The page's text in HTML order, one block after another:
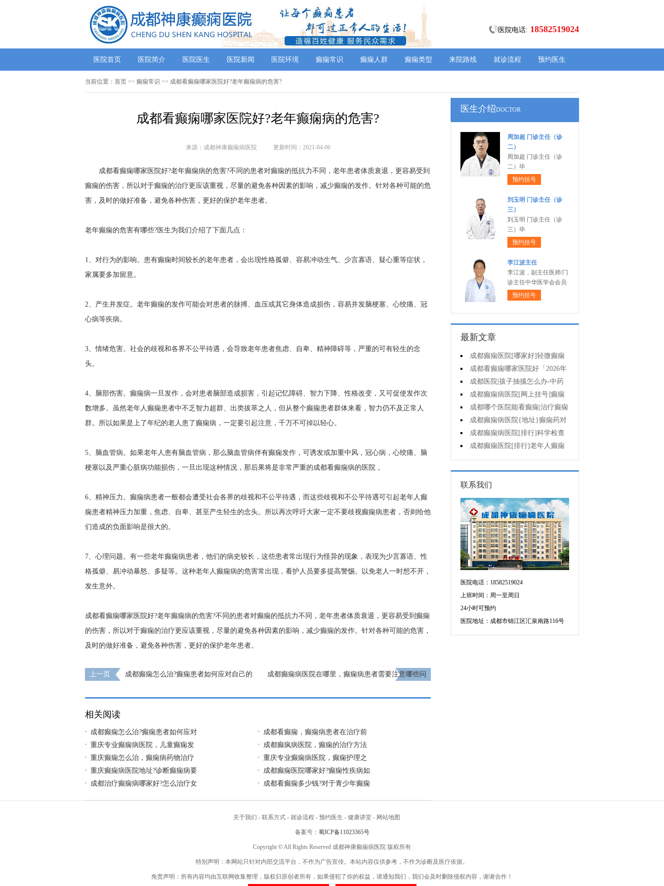
医院电话: 18582519024
医院首页 医院简介 医院医生 医院新闻 医院环境 癫痫常识 癫痫人群 癫痫类型 来院路线 就诊流程 预约医生
当前位置： 首页 >> 癫痫常识 >> 成都看癫痫哪家医院好?老年癫痫病的危害?
成都看癫痫哪家医院好?老年癫痫病的危害?
来源：成都神康癫痫病医院 更新时间：2021-04-06
成都看癫痫哪家医院好?老年癫痫病的危害?不同的患者对癫痫的抵抗力不同，老年患者体质衰退，更容易受到
癫痫的伤害，所以对于癫痫的治疗更应该重视，尽量的避免各种因素的影响，减少癫痫的发作。针对各种可能的危
害，及时的做好准备，避免各种伤害，更好的保护老年患者。
老年癫痫的危害有哪些?医生为我们介绍了下面几点：
1、对行为的影响。患有癫痫时间较长的老年患者，会出现性格孤僻、容易冲动生气、少言寡语、疑心重等症状，
家属要多加留意。
2、产生并发症。老年癫痫的发作可能会对患者的脉搏、血压或其它身体造成损伤，容易并发脑梗塞、心绞痛、冠
心病等疾病。
3、情绪危害。社会的歧视和各界不公平待遇，会导致老年患者焦虑、自卑、精神障碍等，严重的可有轻生的念
头。
4、脑部伤害。癫痫病一旦发作，会对患者脑部造成损害，引起记忆障碍、智力下降、性格改变，又可促使发作次
数增多。虽然老年人癫痫患者中不乏智力超群、出类拔萃之人，但从整个癫痫患者群体来看，智力仍不及正常人
群。所以如果是上了年纪的老人患了癫痫病，一定要引起注意，千万不可掉以轻心。
5、脑血管病。如果老年人患有脑血管病，那么脑血管病伴有癫痫发作，可诱发或加重中风，冠心病，心绞痛、脑
梗塞以及严重心脏病功能损伤，一旦出现这种情况，那后果将是非常严重的成都看癫痫病的医院 。
6、精神压力。癫痫病患者一般都会遭受社会各界的歧视和不公平待遇，而这些歧视和不公平待遇可引起老年人癫
痫患者精神压力加重，焦虑、自卑、甚至产生轻生的念头。所以再次呼吁大家一定不要歧视癫痫病患者，否则给他
们造成的负面影响是很大的。
7、心理问题。有一些老年癫痫病患者，他们的病史较长，这些患者常出现行为怪异的现象，表现为少言寡语、性
格孤僻、易冲动暴怒、多疑等。这种老年人癫痫病的危害常出现，看护人员要多提高警惕。以免老人一时想不开，
发生意外。
成都看癫痫哪家医院好?老年癫痫病的危害?不同的患者对癫痫的抵抗力不同，老年患者体质衰退，更容易受到癫痫
的伤害，所以对于癫痫的治疗更应该重视，尽量的避免各种因素的影响，减少癫痫的发作。针对各种可能的危害，
及时的做好准备，避免各种伤害，更好的保护老年患者。
上一页
成都癫痫怎么治?癫痫患者如何应对自己的
成都癫痫病医院在哪里，癫痫病患者需要注意哪些问
相关阅读
成都癫痫怎么治?癫痫患者如何应对
成都看癫痫，癫痫病患者在治疗前
重庆专业癫痫病医院，儿童癫痫发
成都癫疯病医院，癫痫的治疗方法
重庆癫痫怎么治，癫痫病药物治疗
重庆专业癫痫病医院，癫痫护理之
重庆癫痫病医院地址?诊断癫痫病要
成都癫痫医院哪家好?癫痫性疾病如
成都治疗癫痫病哪家好?怎么治疗女
成都看癫痫多少钱?对于青少年癫痫
医生介绍DOCTOR
周加超 门诊主任（诊
二）
周加超 门诊主任（诊
二）毕
预约挂号
刘玉明 门诊主任（诊
三）
刘玉明 门诊主任（诊
三）毕
预约挂号
李江波主任
李江波，副主任医师/门
诊主任中华医学会会员
预约挂号
最新文章
成都癫痫医院[哪家好]轻微癫痫
可以不治疗吗?
成都看癫痫哪家医院好「2026年
度公布」癫痫发作时要做什么?
成都医院|孩子抽搐怎么办-中药
能治疗癫痫吗?
成都癫痫病医院[网上挂号]癫痫
护理的要点是什么?
成都哪个医院能看癫痫|治疗癫痫
有哪些误区?
成都癫痫病医院{地址}癫痫药对
孩子有伤害吗?
成都癫痫病医院[排行]科学检查
癫痫的重要性?
成都癫痫医院[排行]老年人癫痫
发作时应该怎么办?
联系我们
医院电话：18582519024
上班时间：周一至周日
24小时可预约
医院地址：成都市锦江区汇泉南路116号
关于我们 - 联系方式 - 就诊流程 - 预约医生 - 健康讲堂 - 网站地图
备案号： 蜀ICP备11023365号
Copyright © All Rights Reserved 成都神康癫痫病医院 版权所有
特别声明：本网站只针对内部交流平台，不作为广告宣传。本站内容仅供参考，不作为诊断及医疗依据。
免责声明：所有内容均由互联网收集整理，版权归原创者所有，如果侵犯了你的权益，请通知我们，我们会及时删除侵权内容，谢谢合作！